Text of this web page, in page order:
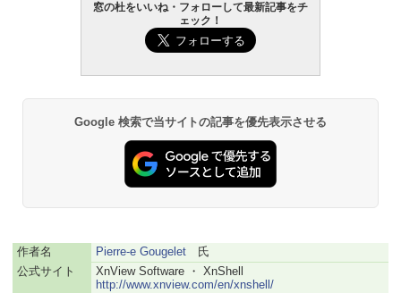
Robloxギフトカード - 800 Robux 【限
定バーチャルアイテムを含む】 【オンラ
￥1,300
Robloxギフトカード - 1000 Robux 【限
定バーチャルアイテムを含む】 【オンラ
￥1,600
生成AIパスポート公式テキスト 第４版
AIイラスト表現辞典: 思い通りの絵を引き
出す プロンプトの言葉 AI画像生成シリー
ズ (はぴーイラストLabo)
1冊ですべて身につくHTML & CSSとWe
bデザイン入門講座［第2版］
Amazon Kindle - 目に優しい、かさばら
ない、大きな画面で読みやすい、6週間持
し
￥16,980
Kindle Paperwhite シグニチャーエディ
ブラック
￥27,980
窓の杜をいいね・フォローして最新記事をチ
ェック！
Google 検索で当サイトの記事を優先表示させる
作者名 Pierre-e Gougelet氏
公式サイト
XnView Software ・ XnShell
http://www.xnview.com/en/xnshell/